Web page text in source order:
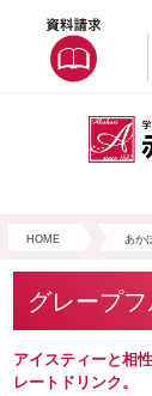
HOME あか
グレープ
アイスティーと相
レートドリンク。